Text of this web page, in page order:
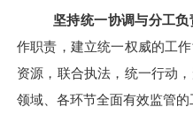
坚持统一协调与分工负
作职责，建立统一权威的工
资源，联合执法，统一行动
领域、各环节全面有效监管的